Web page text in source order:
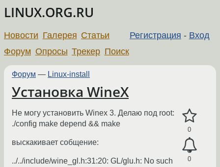
LINUX.ORG.RU
Регистрация - Вход
Новости Галерея Статьи
Форум Опросы Трекер Поиск
Форум — Linux-install
Установка WineX
0
0
Не могу установить Winex 3. Делаю под root:
./config make depend && make
выскакивает собщение:
../../include/wine_gl.h:31:20: GL/glu.h: No such